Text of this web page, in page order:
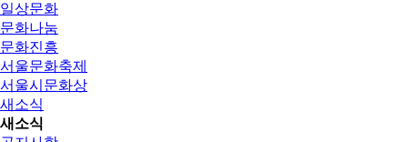
일상문화
문화나눔
문화진흥
서울문화축제
서울시문화상
새소식
새소식